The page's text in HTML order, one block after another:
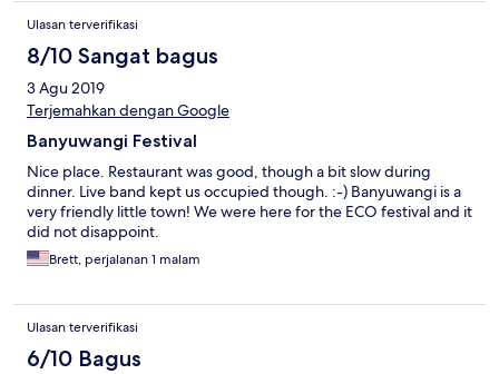
Ulasan terverifikasi
8/10 Sangat bagus
3 Agu 2019
Terjemahkan dengan Google
Banyuwangi Festival
Nice place. Restaurant was good, though a bit slow during
dinner. Live band kept us occupied though. :-) Banyuwangi is a
very friendly little town! We were here for the ECO festival and it
did not disappoint.
Brett, perjalanan 1 malam
Ulasan terverifikasi
6/10 Bagus